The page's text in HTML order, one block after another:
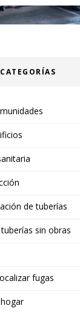
CATEGORÍAS
de tuberías
sin obras
fugas